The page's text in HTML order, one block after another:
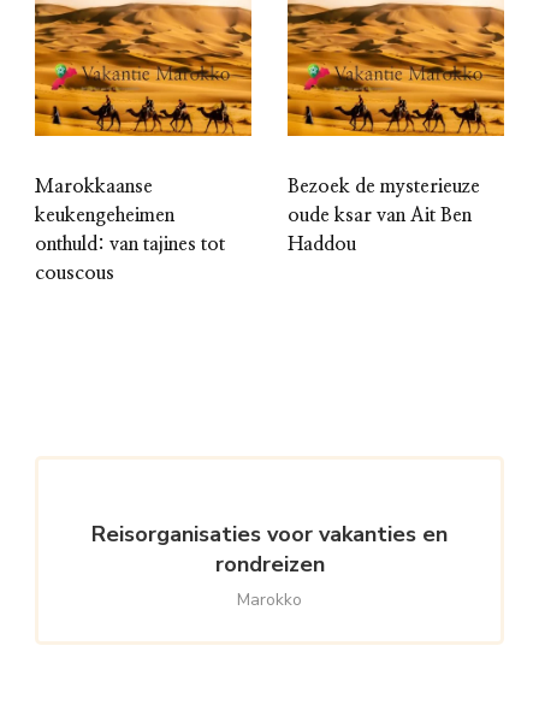
Marokkaanse
keukengeheimen
onthuld: van tajines tot
couscous
Bezoek de mysterieuze
oude ksar van Ait Ben
Haddou
Reisorganisaties voor vakanties en
rondreizen
Marokko